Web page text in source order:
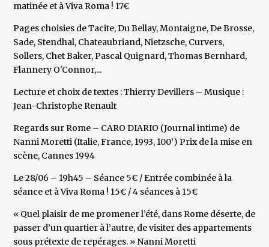
matinée et à Viva Roma ! 17€
Pages choisies de Tacite, Du Bellay, Montaigne, De Brosse,
Sade, Stendhal, Chateaubriand, Nietzsche, Curvers,
Sollers, Chet Baker, Pascal Quignard, Thomas Bernhard,
Flannery O'Connor,...
Lecture et choix de textes : Thierry Devillers – Musique :
Jean-Christophe Renault
Regards sur Rome – CARO DIARIO (Journal intime) de
Nanni Moretti (Italie, France, 1993, 100’) Prix de la mise en
scène, Cannes 1994
Le 28/06 – 19h45 – Séance 5€ / Entrée combinée à la
séance et à Viva Roma ! 15€ / 4 séances à 15€
« Quel plaisir de me promener l’été, dans Rome déserte, de
passer d’un quartier à l’autre, de visiter des appartements
sous prétexte de repérages. » Nanni Moretti